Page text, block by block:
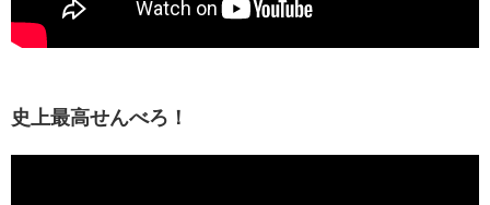
史上最高せんべろ！